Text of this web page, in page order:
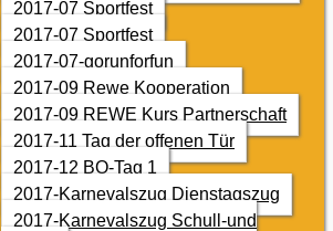
2017-07 Sportfest
2017-07 Sportfest
2017-07-gorunforfun
2017-09 Rewe Kooperation
2017-09 REWE Kurs Partnerschaft
2017-11 Tag der offenen Tür
2017-12 BO-Tag 1
2017-Karnevalszug Dienstagszug
2017-Karnevalszug Schull-und